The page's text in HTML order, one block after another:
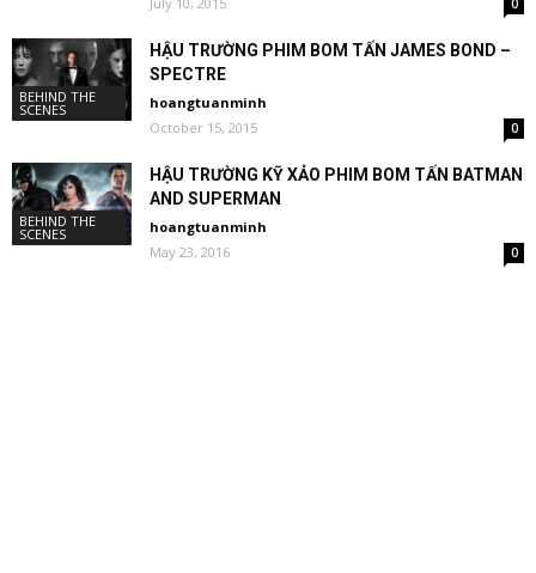
0
BEHIND THE
SCENES
HẬU TRƯỜNG PHIM BOM TẤN JAMES BOND –
SPECTRE
hoangtuanminh
October 15, 2015
0
BEHIND THE
SCENES
HẬU TRƯỜNG KỸ XẢO PHIM BOM TẤN BATMAN
AND SUPERMAN
hoangtuanminh
May 23, 2016
0